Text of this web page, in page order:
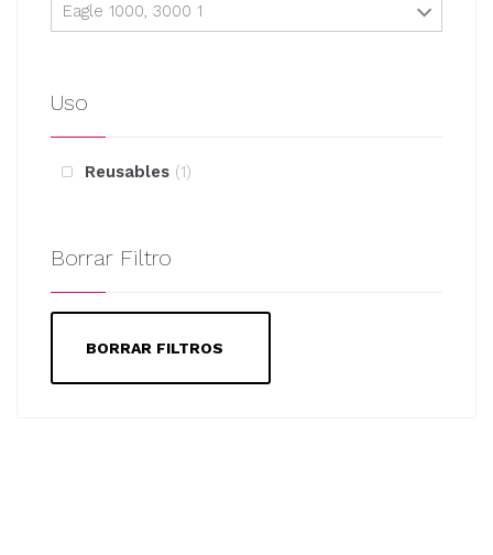
Eagle 1000, 3000 1
Uso
Reusables 1
Borrar Filtro
BORRAR FILTROS